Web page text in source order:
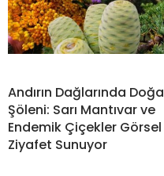
Andırın Dağlarında Doğa
Şöleni: Sarı Mantıvar ve
Endemik Çiçekler Görsel
Ziyafet Sunuyor